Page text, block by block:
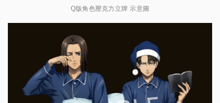
Q版角色壓克力立牌 示意圖